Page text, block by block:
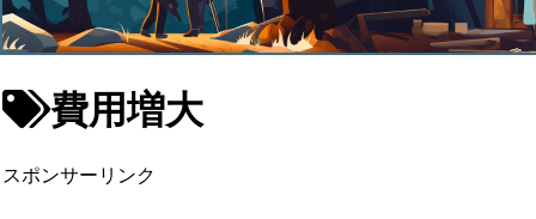
費用増大
スポンサーリンク